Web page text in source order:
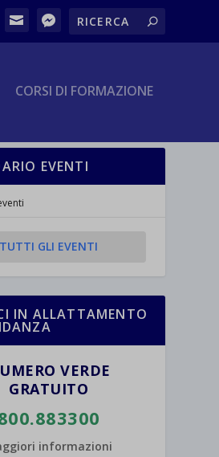
CORSI DI FORMAZIONE
EVENTI
TUTTI GLI EVENTI
IN ALLATTAMENTO
VERDE
GRATUITO
informazioni